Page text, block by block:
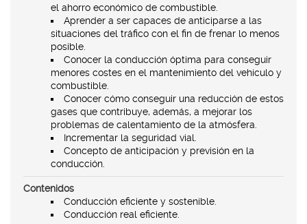
el ahorro económico de combustible.
Aprender a ser capaces de anticiparse a las
situaciones del tráfico con el fin de frenar lo menos
posible.
Conocer la conducción óptima para conseguir
menores costes en el mantenimiento del vehículo y
combustible.
Conocer cómo conseguir una reducción de estos
gases que contribuye, además, a mejorar los
problemas de calentamiento de la atmósfera.
Incrementar la seguridad vial.
Concepto de anticipación y previsión en la
conducción.
Contenidos
Conducción eficiente y sostenible.
Conducción real eficiente.